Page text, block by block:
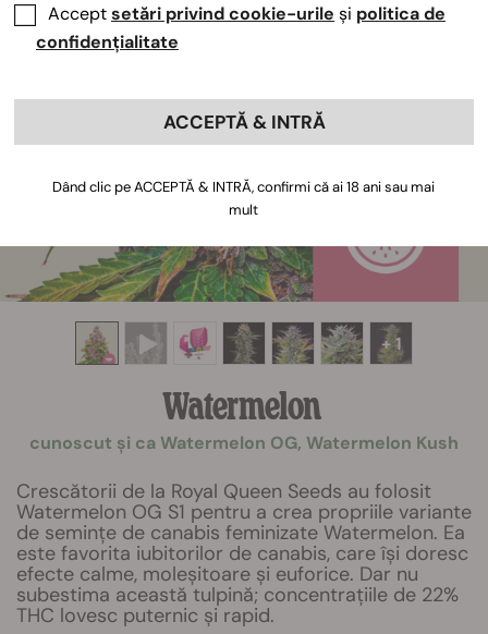
+ 1
Watermelon
cunoscut și ca Watermelon OG, Watermelon Kush
Crescătorii de la Royal Queen Seeds au folosit
Watermelon OG S1 pentru a crea propriile variante
de semințe de canabis feminizate Watermelon. Ea
este favorita iubitorilor de canabis, care își doresc
efecte calme, moleșitoare și euforice. Dar nu
subestima această tulpină; concentrațiile de 22%
THC lovesc puternic și rapid.
Acceptsetări privind cookie-urile și politica de
confidențialitate
ACCEPTĂ & INTRĂ
Dând clic pe ACCEPTĂ & INTRĂ, confirmi că ai 18 ani sau mai
mult